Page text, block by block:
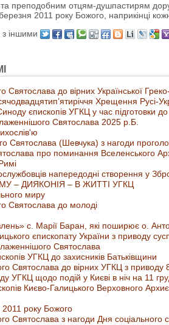
та преподобним отцям-душпастирям
2011 року Божого, наприкінці
з іншими
до вірних Української
Хрещення Русі-
єпископів УГКЦ у час підготовки
Святослава 2025 р.Б.
Святослава (Шевчука) з нагоди
про поминання Вселенського
напередодні створення у
– ДИЯКОНІЯ – В ЖИТТІ УГКЦ
миру
Святослава до молоді
с. Марії Баран, які поширює о.
єпископату України з приводу
Святослава
УГКЦ до захисників Батьківщини
Святослава до вірних УГКЦ з приводу
УГКЦ щодо подій у Києві в ніч на 11
Києво-Галицького Верховного
2011 року Божого
Святослава з нагоди Дня соціального